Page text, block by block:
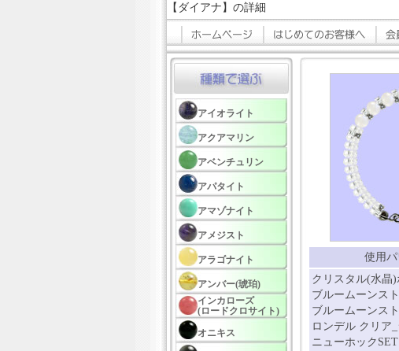
【ダイアナ】の詳細
アイオライト
アクアマリン
アベンチュリン
アパタイト
アマゾナイト
アメジスト
アラゴナイト
アンバー(琥珀)
インカローズ
(ロードクロサイト)
オニキス
使用
クリスタル(水晶
ブルームーンス
ブルームーンス
ロンデル クリア
ニューホック